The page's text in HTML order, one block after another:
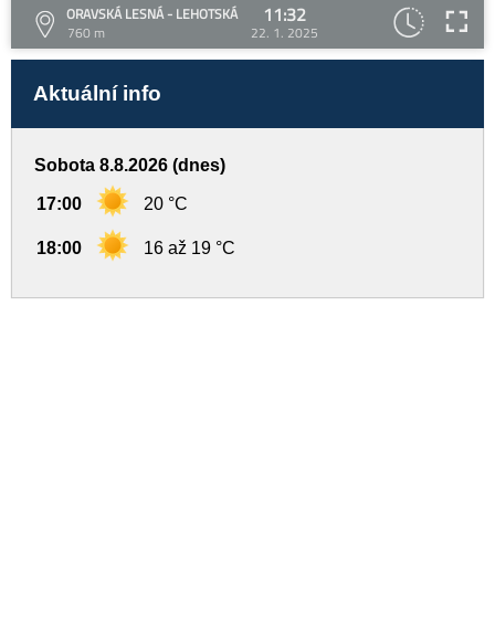
ORAVSKÁ LESNÁ - LEHOTSKÁ
760 m
11:32
22. 1. 2025
Aktuální info
Sobota 8.8.2026 (dnes)
17:00 20 °C
18:00 16 až 19 °C